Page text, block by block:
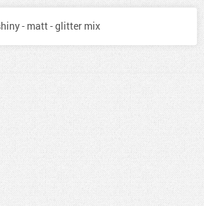
- matt - glitter mix